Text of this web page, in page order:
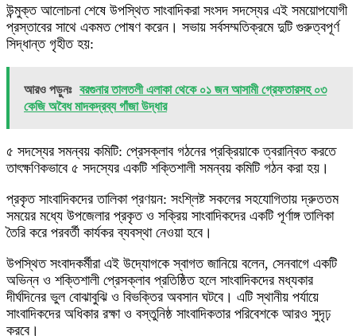
​উন্মুক্ত আলোচনা শেষে উপস্থিত সাংবাদিকরা সংসদ সদস্যের এই সময়োপযোগী
প্রস্তাবের সাথে একমত পোষণ করেন। সভায় সর্বসম্মতিক্রমে দুটি গুরুত্বপূর্ণ
সিদ্ধান্ত গৃহী‌ত হয়:
আরও পড়ুনঃ বরগুনার তালতলী এলাকা থেকে ০১ জন আসামী গ্রেফতারসহ ০৩
কেজি অবৈধ মাদকদ্রব্য গাঁজা উদ্ধার
​৫ সদস্যের সমন্বয় কমিটি: প্রেসক্লাব গঠনের প্রক্রিয়াকে ত্বরান্বিত করতে
তাৎক্ষণিকভাবে ৫ সদস্যের একটি শক্তিশালী সমন্বয় কমিটি গঠন করা হয়।
​প্রকৃত সাংবাদিকদের তালিকা প্রণয়ন: সংশ্লিষ্ট সকলের সহযোগিতায় দ্রুততম
সময়ের মধ্যে উপজেলার প্রকৃত ও সক্রিয় সাংবাদিকদের একটি পূর্ণাঙ্গ তালিকা
তৈরি করে পরবর্তী কার্যকর ব্যবস্থা নেওয়া হবে।
​উপস্থিত সংবাদকর্মীরা এই উদ্যোগকে স্বাগত জানিয়ে বলেন, সেনবাগে একটি
অভিন্ন ও শক্তিশালী প্রেসক্লাব প্রতিষ্ঠিত হলে সাংবাদিকদের মধ্যকার
দীর্ঘদিনের ভুল বোঝাবুঝি ও বিভক্তির অবসান ঘটবে। এটি স্থানীয় পর্যায়ে
সাংবাদিকদের অধিকার রক্ষা ও বস্তুনিষ্ঠ সাংবাদিকতার পরিবেশকে আরও সুদৃঢ়
করবে।